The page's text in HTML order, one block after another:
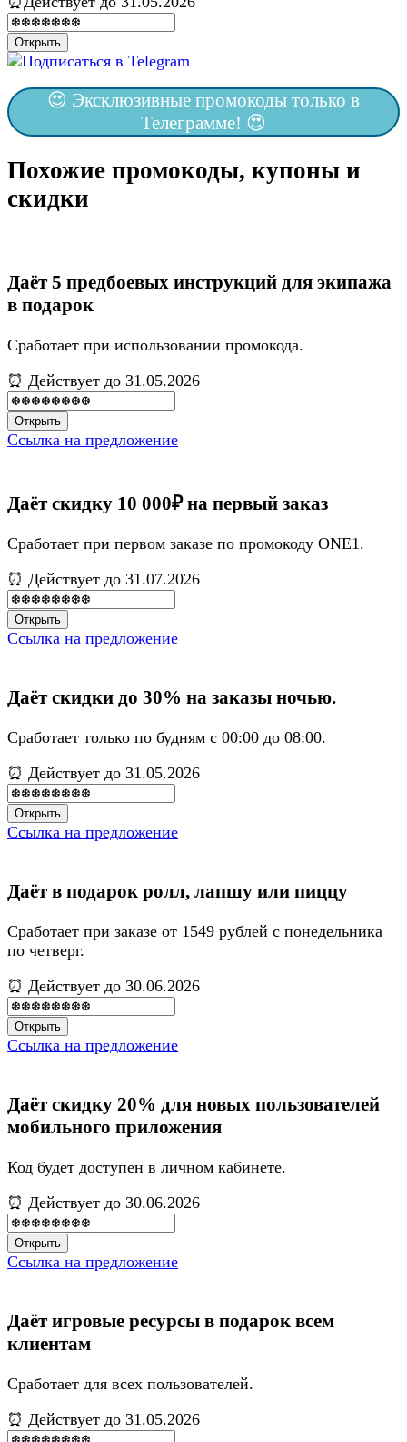
Открыть
😍 Эксклюзивные промокоды только в
Телеграмме! 😍
Похожие промокоды, купоны и
скидки
Даёт 5 предбоевых инструкций для экипажа
в подарок
Сработает при использовании промокода.
⏰ Действует до 31.05.2026
Открыть
Ссылка на предложение
Даёт скидку 10 000₽ на первый заказ
Сработает при первом заказе по промокоду ONE1.
⏰ Действует до 31.07.2026
Открыть
Ссылка на предложение
Даёт скидки до 30% на заказы ночью.
Сработает только по будням с 00:00 до 08:00.
⏰ Действует до 31.05.2026
Открыть
Ссылка на предложение
Даёт в подарок ролл, лапшу или пиццу
Сработает при заказе от 1549 рублей с понедельника
по четверг.
⏰ Действует до 30.06.2026
Открыть
Ссылка на предложение
Даёт скидку 20% для новых пользователей
мобильного приложения
Код будет доступен в личном кабинете.
⏰ Действует до 30.06.2026
Открыть
Ссылка на предложение
Даёт игровые ресурсы в подарок всем
клиентам
Сработает для всех пользователей.
⏰ Действует до 31.05.2026